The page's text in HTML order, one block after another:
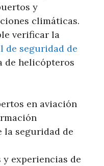
y
climáticas.
verificar la
de seguridad de
de helicópteros
en aviación
la seguridad de
experiencias de